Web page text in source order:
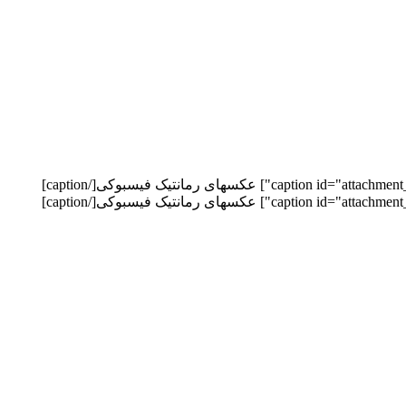
[caption id="attachment_215" align="alignnone" width="500"] عکسهای رمانتیک فیسبوکی[/caption] [caption id="attachment_216" align="alignnone" width="650"] عکسهای رمانتیک فیسبوکی[/caption]
[caption id="attachment_217" align="alignnone" width="650"] عکسهای رمانتیک فیسبوکی[/caption] [caption id="attachment_218" align="alignnone" width="650"] عکسهای رمانتیک فیسبوکی[/caption]